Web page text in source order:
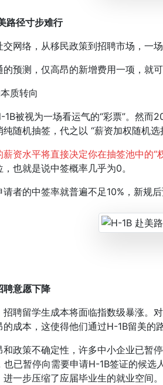
路径寸步难行
络，从移民政策到招聘市场，一
测，仅高昂的新增费用一项，就
质转向
被视为一场看运气的“彩票”。然而
随机抽签，代之以 “薪资加权随机选
资水平将直接决定你在抽签池中的“
也就是说中签概率几乎为0。
的中签率就普遍不足10%，新规后
聘意愿下降
留学生成本将面临指数级暴涨。
的成本，这使得他们通过H-1B留美的
策不确定性，许多中小企业已暂
也已暂停向需要申请H-1B签证的候
一步压缩了应届毕业生的就业空间。